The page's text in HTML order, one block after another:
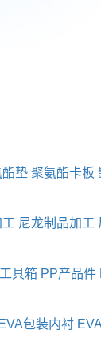
垫 聚氨酯卡板
尼龙制品加工
具箱 PP产品件
EVA包装内衬